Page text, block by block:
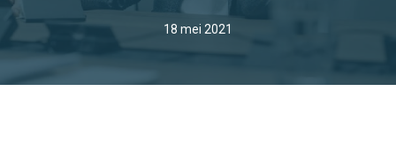
18 mei 2021